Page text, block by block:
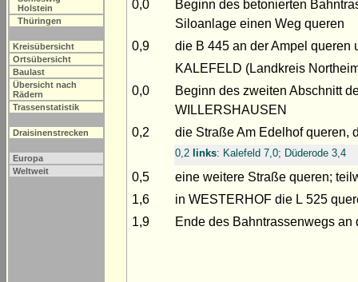
Holstein
Thüringen
Kreisübersicht
Ortsübersicht
Baulast
Übersicht nach
Rädern
Trassenstatistik
Draisinenstrecken
Europa
Weltweit
0,0
Beginn des betonierten
Siloanlage einen Weg queren
0,9
die B 445 an der Ampel queren
KALEFELD (Landkreis
0,0
Beginn des zweiten Abschnitt
WILLERSHAUSEN
0,2
die Straße Am Edelhof queren,
0,2 links: Kalefeld 7,0; Düderode 3,4
0,5
eine weitere Straße queren;
1,6
in WESTERHOF die L 525
1,9
Ende des Bahntrassenwegs an